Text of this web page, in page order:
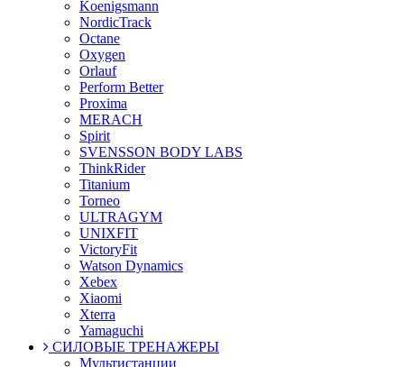
Koenigsmann
NordicTrack
Octane
Oxygen
Orlauf
Perform Better
Proxima
MERACH
Spirit
SVENSSON BODY LABS
ThinkRider
Titanium
Torneo
ULTRAGYM
UNIXFIT
VictoryFit
Watson Dynamics
Xebex
Xiaomi
Xterra
Yamaguchi
СИЛОВЫЕ ТРЕНАЖЕРЫ
Мультистанции